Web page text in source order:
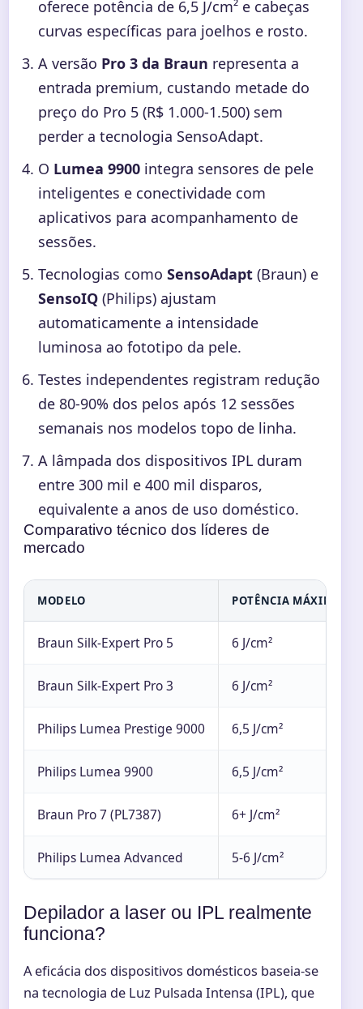
oferece potência de 6,5 J/cm² e cabeças
curvas específicas para joelhos e rosto.
A versão Pro 3 da Braun representa a
entrada premium, custando metade do
preço do Pro 5 (R$ 1.000-1.500) sem
perder a tecnologia SensoAdapt.
O Lumea 9900 integra sensores de pele
inteligentes e conectividade com
aplicativos para acompanhamento de
sessões.
Tecnologias comoSensoAdapt (Braun) e
SensoIQ (Philips) ajustam
automaticamente a intensidade
luminosa ao fototipo da pele.
Testes independentes registram redução
de 80-90% dos pelos após 12 sessões
semanais nos modelos topo de linha.
A lâmpada dos dispositivos IPL duram
entre 300 mil e 400 mil disparos,
equivalente a anos de uso doméstico.
Comparativo técnico dos líderes de
mercado
MODELO POTÊNCIA MÁXIMA
Braun Silk-Expert Pro 5 6 J/cm²
Braun Silk-Expert Pro 3 6 J/cm²
Philips Lumea Prestige 9000 6,5 J/cm²
Philips Lumea 9900 6,5 J/cm²
Braun Pro 7 (PL7387) 6+ J/cm²
Philips Lumea Advanced 5-6 J/cm²
Depilador a laser ou IPL realmente
funciona?
A eficácia dos dispositivos domésticos baseia-se
na tecnologia de Luz Pulsada Intensa (IPL), que